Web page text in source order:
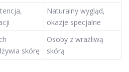
Naturalny wygląd,
okazje specjalne
skórę
Osoby z wrażliwą
skórą